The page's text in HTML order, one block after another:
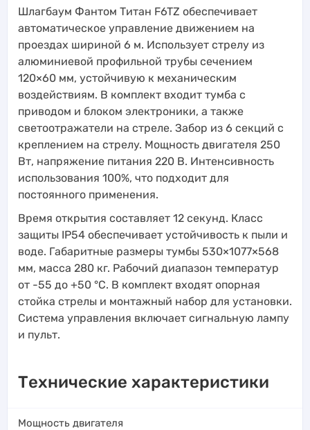
Шлагбаум Фантом Титан F6TZ обеспечивает
автоматическое управление движением на
проездах шириной 6 м. Использует стрелу из
алюминиевой профильной трубы сечением
120×60 мм, устойчивую к механическим
воздействиям. В комплект входит тумба с
приводом и блоком электроники, а также
светоотражатели на стреле. Забор из 6 секций с
креплением на стрелу. Мощность двигателя 250
Вт, напряжение питания 220 В. Интенсивность
использования 100%, что подходит для
постоянного применения.
Время открытия составляет 12 секунд. Класс
защиты IP54 обеспечивает устойчивость к пыли и
воде. Габаритные размеры тумбы 530×1077×568
мм, масса 280 кг. Рабочий диапазон температур
от -55 до +50 °C. В комплект входят опорная
стойка стрелы и монтажный набор для установки.
Система управления включает сигнальную лампу
и пульт.
Технические характеристики
Мощность двигателя